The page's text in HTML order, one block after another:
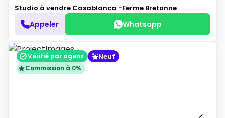
Studio à vendre Casablanca -Ferme Bretonne
Appeler Whatsapp
Vérifié par agenz Neuf
Commission à 0%